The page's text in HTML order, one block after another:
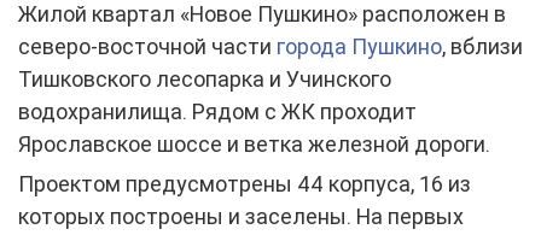
Жилой квартал «Новое Пушкино» расположен в
северо-восточной части города Пушкино, вблизи
Тишковского лесопарка и Учинского
водохранилища. Рядом с ЖК проходит
Ярославское шоссе и ветка железной дороги.
Проектом предусмотрены 44 корпуса, 16 из
которых построены и заселены. На первых